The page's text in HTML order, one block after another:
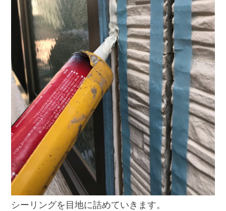
シーリングを目地に詰めていきます。